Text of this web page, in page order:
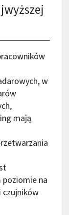
w
mają
na
czujników